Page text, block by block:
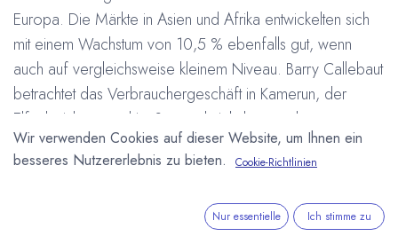
Europa. Die Märkte in Asien und Afrika entwickelten sich
mit einem Wachstum von 10,5 % ebenfalls gut, wenn
auch auf vergleichsweise kleinem Niveau. Barry Callebaut
betrachtet das Verbrauchergeschäft in Kamerun, der
Elfenbeinküste und im Senegal nicht länger als
Kerngeschäft und verkaufte zum 28.2.2007 die Firma
Chocosen im Senegal an das lokale Management. Die
Übernahmen von Nestlé Fabriken und die Lieferung von
Wir verwenden Cookies auf dieser Website, um Ihnen ein
besseres Nutzererlebnis zu bieten.
Cookie-Richtlinien
Nur essentielle Ich stimme zu